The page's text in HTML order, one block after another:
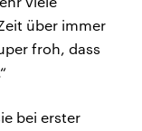
über immer
froh, dass
bei erster